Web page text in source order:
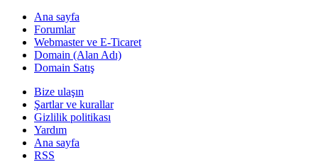
Ana sayfa
Forumlar
Webmaster ve E-Ticaret
Domain (Alan Adı)
Domain Satış
Bize ulaşın
Şartlar ve kurallar
Gizlilik politikası
Yardım
Ana sayfa
RSS